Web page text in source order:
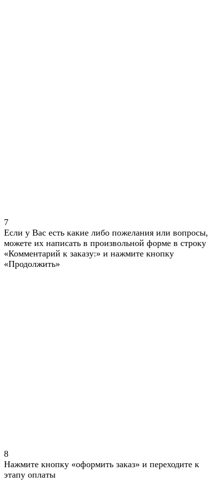
7
Если у Вас есть какие либо пожелания или вопросы,
можете их написать в произвольной форме в строку
«Комментарий к заказу:» и нажмите кнопку
«Продолжить»
8
Нажмите кнопку «оформить заказ» и переходите к
этапу оплаты